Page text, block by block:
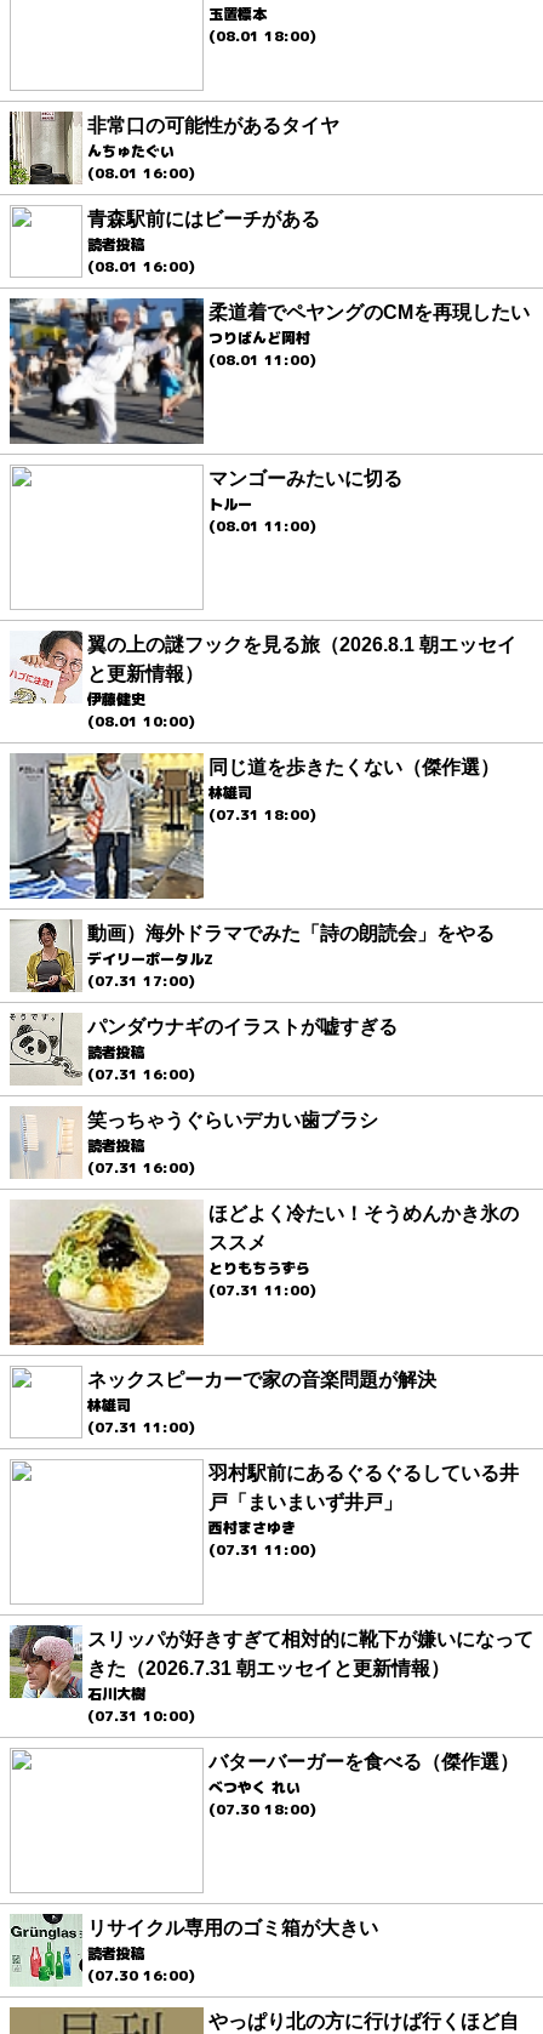
玉置標本
(08.01 18:00)
非常口の可能性があるタイヤ
んちゅたぐい
(08.01 16:00)
青森駅前にはビーチがある
読者投稿
(08.01 16:00)
柔道着でペヤングのCMを再現したい
つりばんど岡村
(08.01 11:00)
マンゴーみたいに切る
トルー
(08.01 11:00)
翼の上の謎フックを見る旅（2026.8.1 朝エッセイ
と更新情報）
伊藤健史
(08.01 10:00)
同じ道を歩きたくない（傑作選）
林雄司
(07.31 18:00)
動画）海外ドラマでみた「詩の朗読会」をやる
デイリーポータルZ
(07.31 17:00)
パンダウナギのイラストが嘘すぎる
読者投稿
(07.31 16:00)
笑っちゃうぐらいデカい歯ブラシ
読者投稿
(07.31 16:00)
ほどよく冷たい！そうめんかき氷の
ススメ
とりもちうずら
(07.31 11:00)
ネックスピーカーで家の音楽問題が解決
林雄司
(07.31 11:00)
羽村駅前にあるぐるぐるしている井
戸「まいまいず井戸」
西村まさゆき
(07.31 11:00)
スリッパが好きすぎて相対的に靴下が嫌いになって
きた（2026.7.31 朝エッセイと更新情報）
石川大樹
(07.31 10:00)
バターバーガーを食べる（傑作選）
べつやく れい
(07.30 18:00)
リサイクル専用のゴミ箱が大きい
読者投稿
(07.30 16:00)
やっぱり北の方に行けば行くほど自